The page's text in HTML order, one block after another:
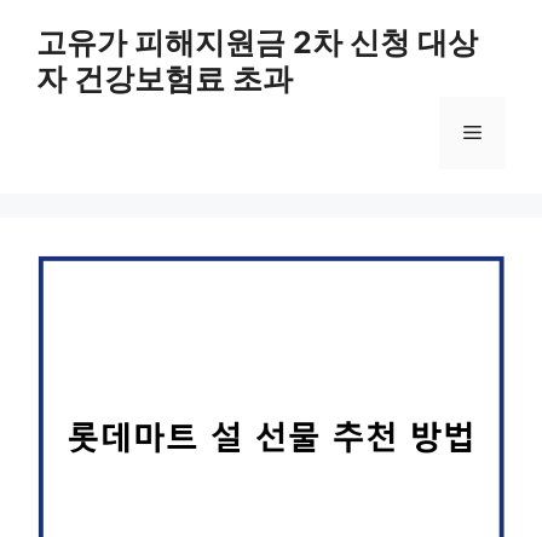
고유가 피해지원금 2차 신청 대상
자 건강보험료 초과
메